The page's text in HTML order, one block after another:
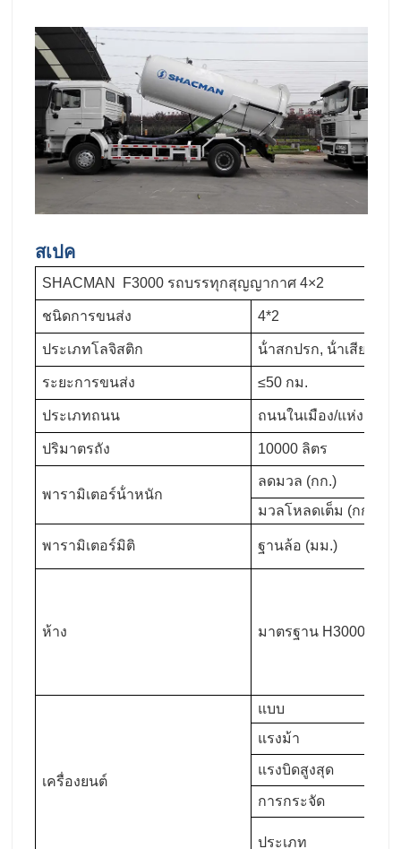
สเปค
SHACMAN F3000 รถบรรทุกสุญญากาศ 4×2
ชนิดการขนส่ง 4*2
ประเภทโลจิสติก น้ําสกปรก, น้ําเสีย, อุจจ
ระยะการขนส่ง ≤50 กม.
ประเภทถนน ถนนในเมือง/แห่งชาติ
ปริมาตรถัง 10000 ลิตร
พารามิเตอร์น้ําหนัก
ลดมวล (กก.)
มวลโหลดเต็ม (กก.)
พารามิเตอร์มิติ ฐานล้อ (มม.)
ห้าง มาตรฐาน H3000
เครื่องยนต์
แบบ
แรงม้า
แรงบิดสูงสุด
การกระจัด
ประเภท